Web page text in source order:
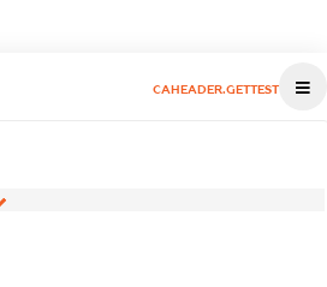
CAHEADER.GETTEST